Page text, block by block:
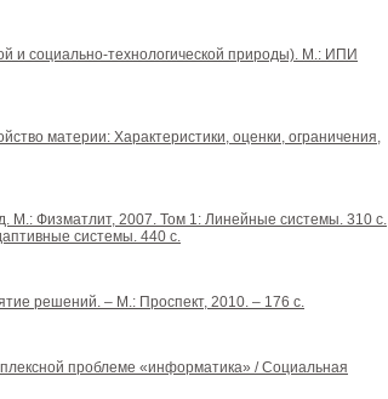
и социально-технологической природы). М.: ИПИ
материи: Характеристики, оценки, ограничения,
М.: Физматлит, 2007. Том 1: Линейные системы. 310 с.
системы. 440 с.
решений. – М.: Проспект, 2010. – 176 с.
проблеме «информатика» / Социальная